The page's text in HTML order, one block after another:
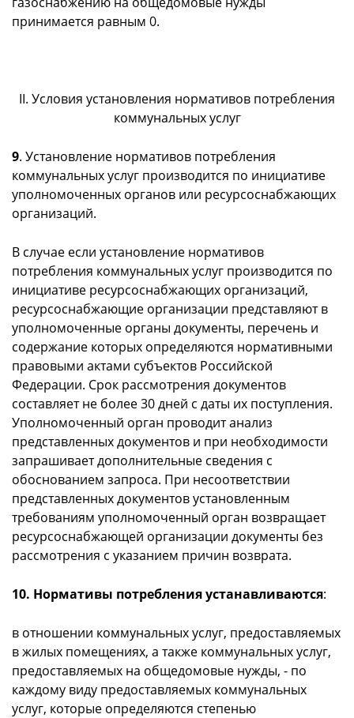
принимается равным 0.
II. Условия установления нормативов потребления
коммунальных услуг
9. Установление нормативов потребления
коммунальных услуг производится по инициативе
уполномоченных органов или ресурсоснабжающих
организаций.
В случае если установление нормативов
потребления коммунальных услуг производится по
инициативе ресурсоснабжающих организаций,
ресурсоснабжающие организации представляют в
уполномоченные органы документы, перечень и
содержание которых определяются нормативными
правовыми актами субъектов Российской
Федерации. Срок рассмотрения документов
составляет не более 30 дней с даты их поступления.
Уполномоченный орган проводит анализ
представленных документов и при необходимости
запрашивает дополнительные сведения с
обоснованием запроса. При несоответствии
представленных документов установленным
требованиям уполномоченный орган возвращает
ресурсоснабжающей организации документы без
рассмотрения с указанием причин возврата.
10. Нормативы потребления устанавливаются:
в отношении коммунальных услуг, предоставляемых
в жилых помещениях, а также коммунальных услуг,
предоставляемых на общедомовые нужды, - по
каждому виду предоставляемых коммунальных
услуг, которые определяются степенью